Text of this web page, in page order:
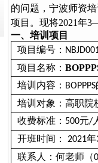
的问题，宁波师资
项目。现将2021年
一、培训项目
项目编号：
项目名称：
培训内容： BOPPPS
培训对象：高职院
收费标准： 500元/
开班时间： 2021年
联系人：何老师（